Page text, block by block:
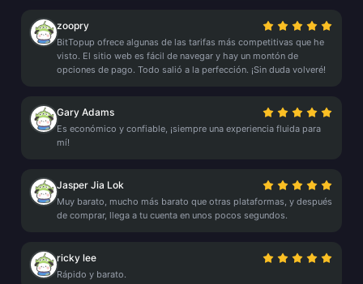
zoopry
BitTopup ofrece algunas de las tarifas más competitivas que he
visto. El sitio web es fácil de navegar y hay un montón de
opciones de pago. Todo salió a la perfección. ¡Sin duda volveré!
Gary Adams
Es económico y confiable, ¡siempre una experiencia fluida para
mí!
Jasper Jia Lok
Muy barato, mucho más barato que otras plataformas, y después
de comprar, llega a tu cuenta en unos pocos segundos.
ricky lee
Rápido y barato.